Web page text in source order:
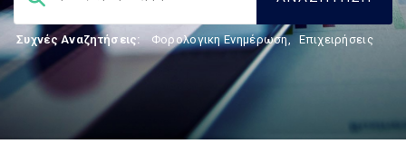
Συχνές Αναζητήσεις: Φορολογικη Ενημέρωση, Επιχειρήσεις